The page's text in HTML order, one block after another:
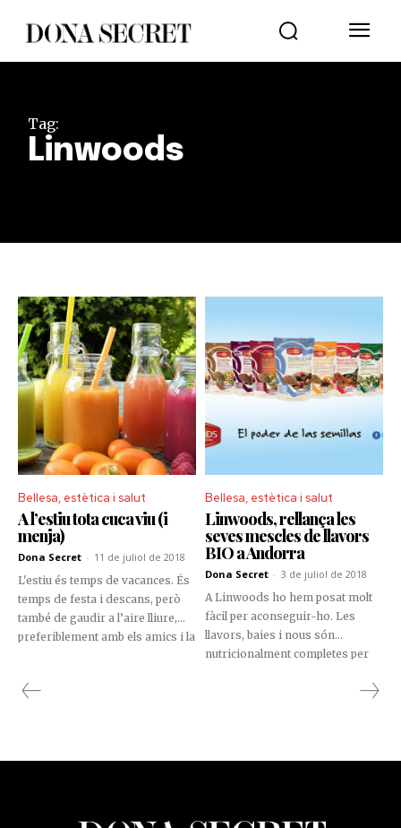
Tag:
Linwoods
Bellesa, estètica i salut
A l’estiu tota cuca viu (i
menja)
Dona Secret - 11 de juliol de 2018
L'estiu és temps de vacances. És
temps de festa i descans, però
també de gaudir a l’aire lliure,
preferiblement amb els amics i la
a treballar.
Bellesa, estètica i salut
Linwoods, rellança les
seves mescles de llavors
BIO a Andorra
Dona Secret - 3 de juliol de 2018
A Linwoods ho hem posat molt
fàcil per aconseguir-ho. Les
llavors, baies i nous són
nutricionalment completes per
i un estil de vida saludable. Els